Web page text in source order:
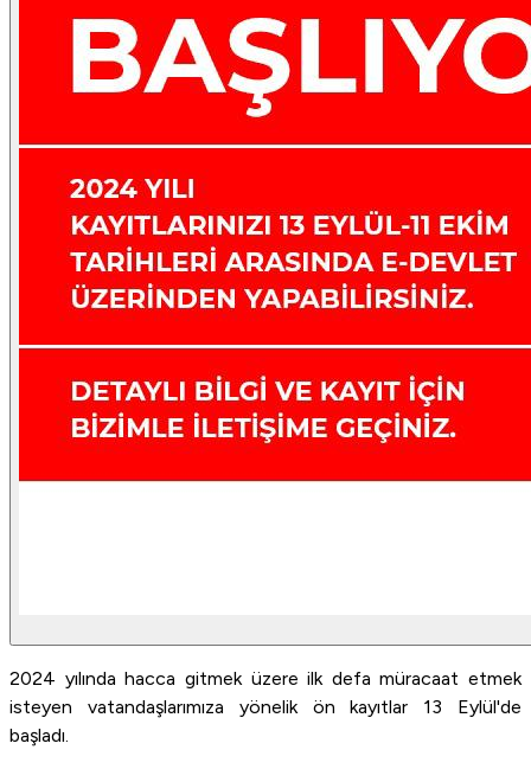
​2024 yılında hacca gitmek üzere ilk defa müracaat etmek
isteyen vatandaşlarımıza yönelik ön kayıtlar 13 Eylül'de
başladı.